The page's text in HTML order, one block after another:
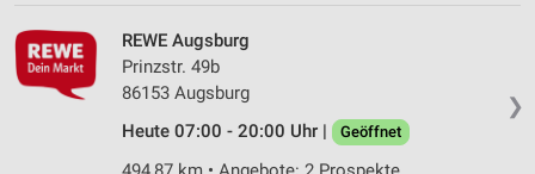
❯
REWE Augsburg
Prinzstr. 49b
86153 Augsburg
Heute 07:00 - 20:00 Uhr |
Geöffnet